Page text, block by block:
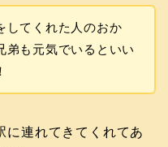
してくれた人のおか
弟も元気でいるといい
に連れてきてくれてあ